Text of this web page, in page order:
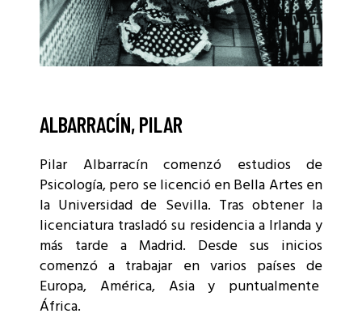
ALBARRACÍN, PILAR
Pilar Albarracín comenzó estudios de
Psicología, pero se licenció en Bella Artes en
la Universidad de Sevilla. Tras obtener la
licenciatura trasladó su residencia a Irlanda y
más tarde a Madrid. Desde sus inicios
comenzó a trabajar en varios países de
Europa, América, Asia y puntualmente
África.